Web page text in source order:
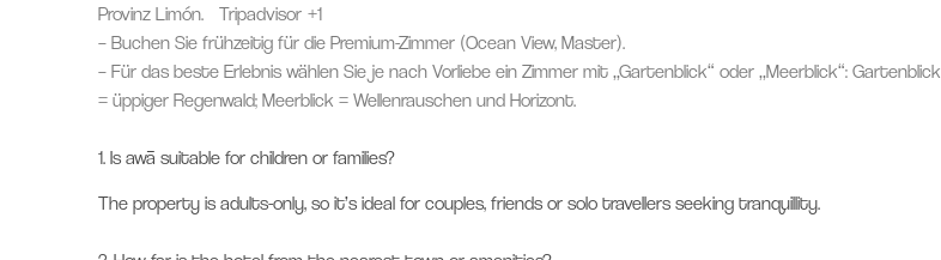
Provinz Limón.
Tripadvisor +1
– Buchen Sie frühzeitig für die Premium-Zimmer (Ocean View, Master).
– Für das beste Erlebnis wählen Sie je nach Vorliebe ein Zimmer mit „Gartenblick“ oder „Meerblick“: Gartenblick
= üppiger Regenwald; Meerblick = Wellenrauschen und Horizont.
1. Is awā suitable for children or families?
The property is adults-only, so it’s ideal for couples, friends or solo travellers seeking tranquillity.